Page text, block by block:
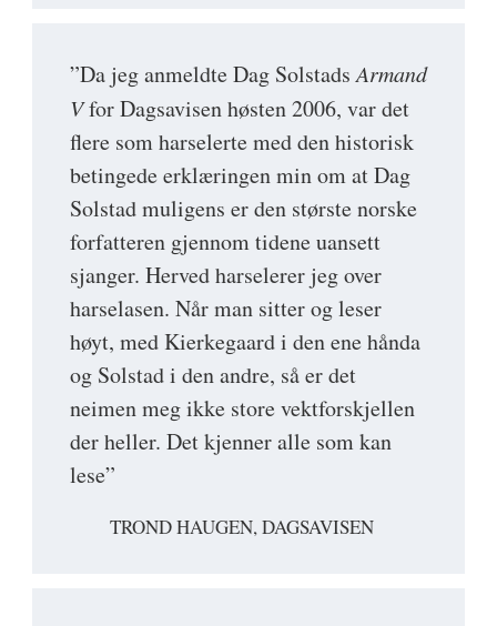
”Da jeg anmeldte Dag SolstadsArmand
Vfor Dagsavisen høsten 2006, var det
flere som harselerte med den historisk
betingede erklæringen min om at Dag
Solstad muligens er den største norske
forfatteren gjennom tidene uansett
sjanger. Herved harselerer jeg over
harselasen. Når man sitter og leser
høyt, med Kierkegaard i den ene hånda
og Solstad i den andre, så er det
neimen meg ikke store vektforskjellen
der heller. Det kjenner alle som kan
lese”
TROND HAUGEN, DAGSAVISEN